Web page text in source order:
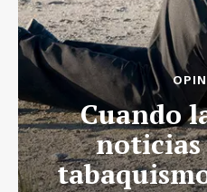
Cuando
noticias